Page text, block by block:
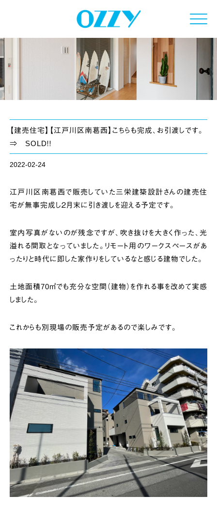
Click
【建売住宅】【江戸川区南葛西】こちらも完成、お引渡しです。
⇒ SOLD！！
2022-02-24
江戸川区南葛西で販売していた三栄建築設計さんの建売住
宅が無事完成し２月末に引き渡しを迎える予定です。
室内写真がないのが残念ですが、吹き抜けを大きく作った、光
溢れる間取となっていました。リモート用のワークスペースがあ
ったりと時代に即した家作りをしているなと感じる建物でした。
土地面積70㎡でも充分な空間（建物）を作れる事を改めて実感
しました。
これからも別現場の販売予定があるので楽しみです。